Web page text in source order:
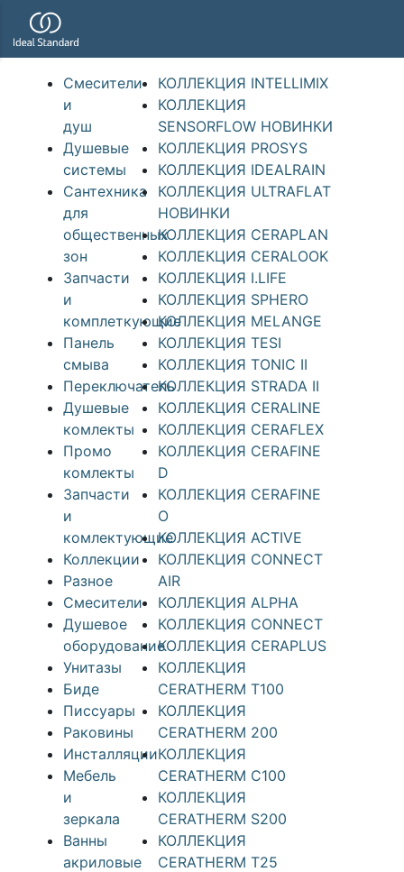
Смесители
и
душ
Душевые
системы
Сантехника
для
общественных
зон
Запчасти
и
комплеткующие
Панель
смыва
Переключатель
Душевые
комлекты
Промо
комлекты
Запчасти
и
комлектующие
Коллекции
Разное
Смесители
Душевое
оборудование
Унитазы
Биде
Писсуары
Раковины
Инсталляции
Мебель
и
зеркала
Ванны
акриловые
КОЛЛЕКЦИЯ INTELLIMIX
КОЛЛЕКЦИЯ
SENSORFLOW НОВИНКИ
КОЛЛЕКЦИЯ PROSYS
КОЛЛЕКЦИЯ IDEALRAIN
КОЛЛЕКЦИЯ ULTRAFLAT
НОВИНКИ
КОЛЛЕКЦИЯ CERAPLAN
КОЛЛЕКЦИЯ CERALOOK
КОЛЛЕКЦИЯ I.LIFE
КОЛЛЕКЦИЯ SPHERO
КОЛЛЕКЦИЯ MELANGE
КОЛЛЕКЦИЯ TESI
КОЛЛЕКЦИЯ TONIC II
КОЛЛЕКЦИЯ STRADA II
КОЛЛЕКЦИЯ CERALINE
КОЛЛЕКЦИЯ CERAFLEX
КОЛЛЕКЦИЯ CERAFINE
D
КОЛЛЕКЦИЯ CERAFINE
O
КОЛЛЕКЦИЯ ACTIVE
КОЛЛЕКЦИЯ CONNECT
AIR
КОЛЛЕКЦИЯ ALPHA
КОЛЛЕКЦИЯ CONNECT
КОЛЛЕКЦИЯ CERAPLUS
КОЛЛЕКЦИЯ
CERATHERM T100
КОЛЛЕКЦИЯ
CERATHERM 200
КОЛЛЕКЦИЯ
CERATHERM C100
КОЛЛЕКЦИЯ
CERATHERM S200
КОЛЛЕКЦИЯ
CERATHERM T25